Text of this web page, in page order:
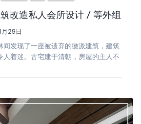
改造私人会所设计 / 等外组
29日
间发现了一座被遗弃的徽派建筑，建筑
人着迷。古宅建于清朝，房屋的主人不